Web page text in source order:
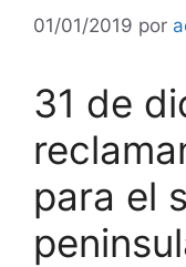
01/01/2019 por
31 de
para el